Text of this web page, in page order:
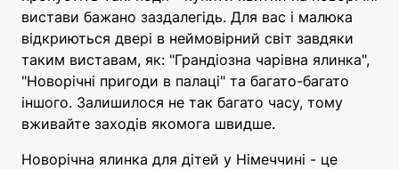
вистави бажано заздалегідь. Для вас і малюка
відкриються двері в неймовірний світ завдяки
таким виставам, як: "Грандіозна чарівна ялинка",
"Новорічні пригоди в палаці" та багато-багато
іншого. Залишилося не так багато часу, тому
вживайте заходів якомога швидше.
Новорічна ялинка для дітей у Німеччині - це